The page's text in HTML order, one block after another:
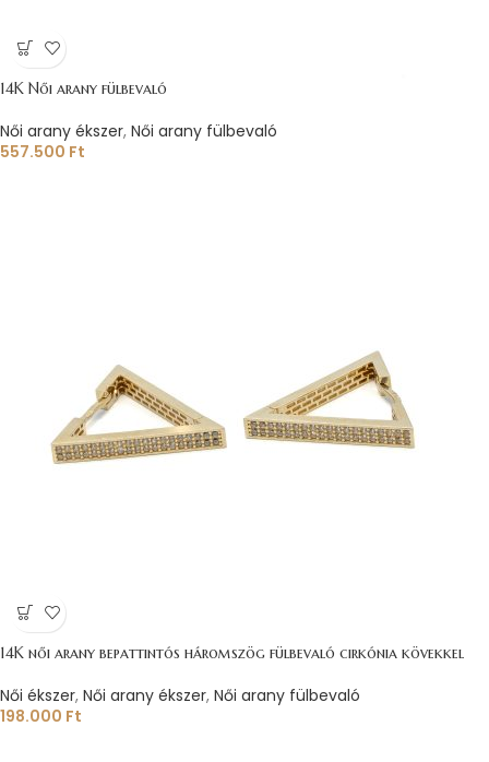
14K Női arany fülbevaló
Női arany ékszer, Női arany fülbevaló
557.500 Ft
14K női arany bepattintós háromszög fülbevaló cirkónia kövekkel
Női ékszer, Női arany ékszer, Női arany fülbevaló
198.000 Ft